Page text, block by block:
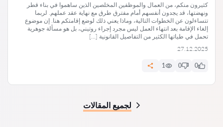
كثيرون منكم، من العمال والموظفين المخلصين الذين ساهموا في بناء قطر
ونهضتها، قد يجدون أنفسهم أمام مفترق طرق مع نهاية عقد عملهم. لربما
تتساءلون عن الخطوات التالية، وماذا يعني ذلك لوضع إقامتكم هنا. إن موضوع
إلغاء الإقامة بعد انتهاء العمل ليس مجرد إجراء روتيني، بل هو مسألة جوهرية
تحمل في طياتها الكثير من التفاصيل القانونية […]
27.12.2025
0
0
1
لجميع المقالات